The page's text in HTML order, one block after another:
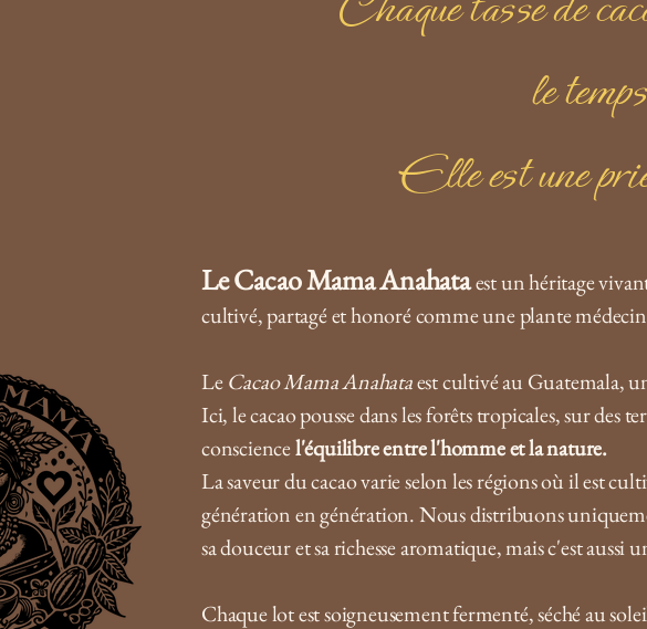
le
Elle est une
Le Cacao Mama Anahataest un héritage
cultivé, partagé et honoré comme une plante
LeCacao Mama Anahataest cultivé au Guatemala,
Ici, le cacao pousse dans les forêts tropicales, sur des
consciencel'équilibre entre l'homme et la nature.
La saveur du cacao varie selon les régions où il est
génération en génération. Nous distribuons
sa douceur et sa richesse aromatique, mais c'est aussi
Chaque lot est soigneusement fermenté, séché au